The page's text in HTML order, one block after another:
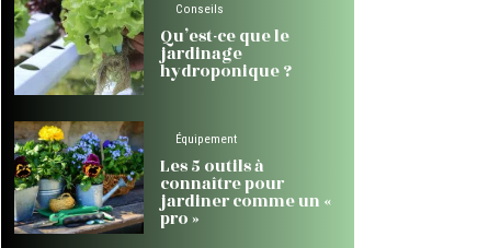
Conseils
Qu’est-ce que le
jardinage
hydroponique ?
Équipement
Les 5 outils à
connaître pour
jardiner comme un «
pro »